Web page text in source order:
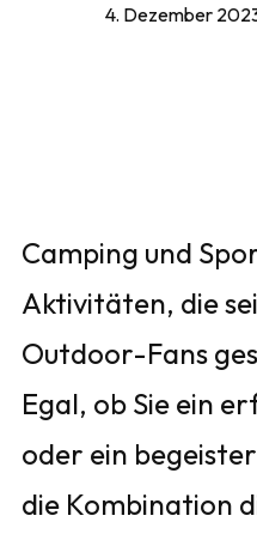
4. Dezember
Camping und
Aktivitäten, die
Outdoor-Fans
Egal, ob Sie ein
oder ein
die Kombination